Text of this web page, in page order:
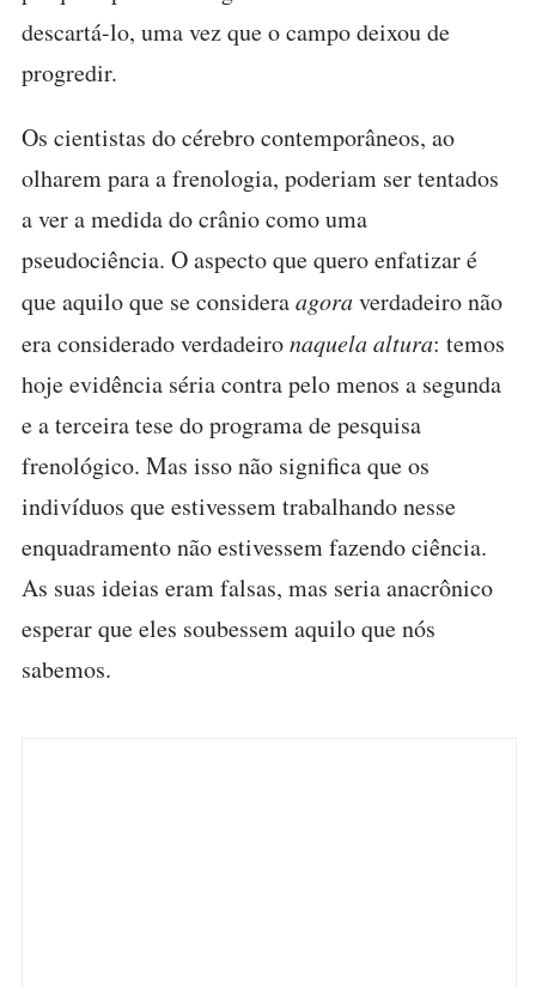
descartá-lo, uma vez que o campo deixou de
progredir.
Os cientistas do cérebro contemporâneos, ao
olharem para a frenologia, poderiam ser tentados
a ver a medida do crânio como uma
pseudociência. O aspecto que quero enfatizar é
que aquilo que se consideraagoraverdadeiro não
era considerado verdadeironaquela altura: temos
hoje evidência séria contra pelo menos a segunda
e a terceira tese do programa de pesquisa
frenológico. Mas isso não significa que os
indivíduos que estivessem trabalhando nesse
enquadramento não estivessem fazendo ciência.
As suas ideias eram falsas, mas seria anacrônico
esperar que eles soubessem aquilo que nós
sabemos.